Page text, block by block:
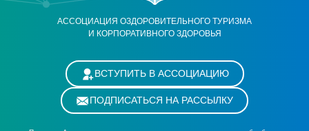
АССОЦИАЦИЯ ОЗДОРОВИТЕЛЬНОГО ТУРИЗМА
И КОРПОРАТИВНОГО ЗДОРОВЬЯ
ВСТУПИТЬ В АССОЦИАЦИЮ
ПОДПИСАТЬСЯ НА РАССЫЛКУ